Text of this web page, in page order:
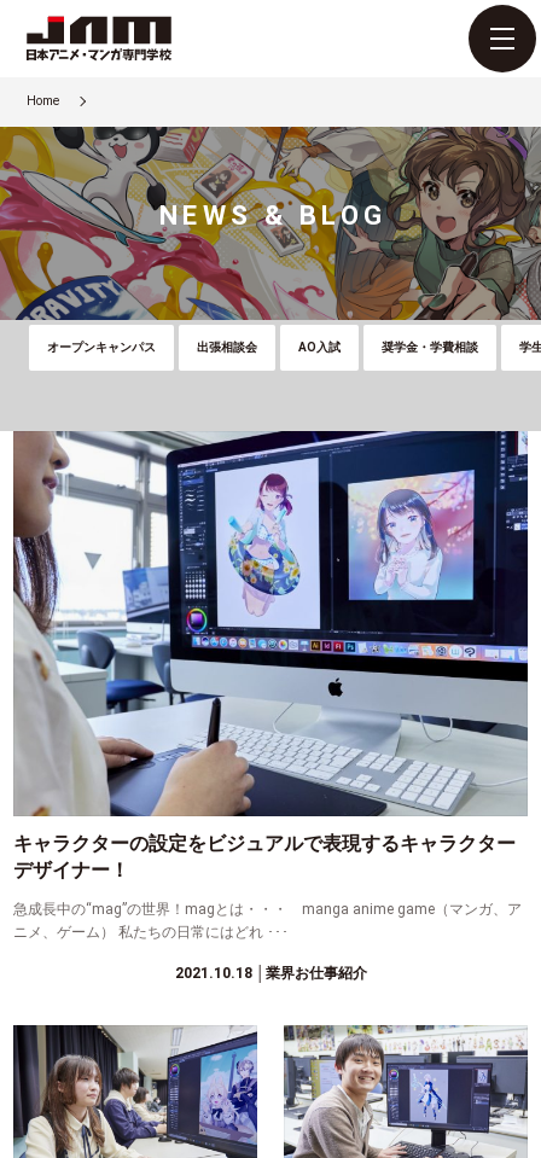
Home
NEWS & BLOG
オープンキャンパス 出張相談会 AO入試 奨学金・学費相談 学
キャラクターの設定をビジュアルで表現するキャラクター
デザイナー！
急成長中の“mag”の世界！magとは・・・ manga anime game（マンガ、ア
ニメ、ゲーム） 私たちの日常にはどれ ･･･
2021.10.18│業界お仕事紹介